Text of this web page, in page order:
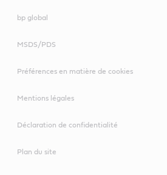
bp global
MSDS/PDS
Préférences en matière de cookies
Mentions légales
Déclaration de confidentialité
Plan du site